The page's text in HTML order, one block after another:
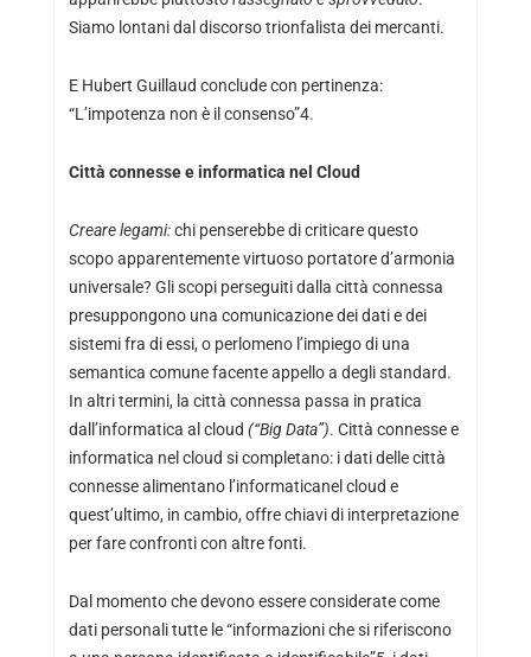
Siamo lontani dal discorso trionfalista dei mercanti.
E Hubert Guillaud conclude con pertinenza:
“L’impotenza non è il consenso”4.
Città connesse e informatica nel Cloud
Creare legami:chi penserebbe di criticare questo
scopo apparentemente virtuoso portatore d’armonia
universale? Gli scopi perseguiti dalla città connessa
presuppongono una comunicazione dei dati e dei
sistemi fra di essi, o perlomeno l’impiego di una
semantica comune facente appello a degli standard.
In altri termini, la città connessa passa in pratica
dall’informatica al cloud (“Big Data”). Città connesse e
informatica nel cloud si completano: i dati delle città
connesse alimentano l’informaticanel cloud e
quest’ultimo, in cambio, offre chiavi di interpretazione
per fare confronti con altre fonti.
Dal momento che devono essere considerate come
dati personali tutte le “informazioni che si riferiscono